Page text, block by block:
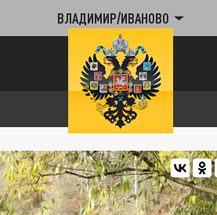
ВЛАДИМИР/ИВАНОВО